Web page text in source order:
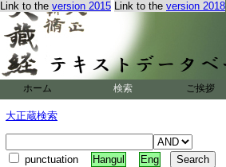
Link to the version 2015 Link to the version 2018
ホーム 検索 ご挨拶
大正蔵検索
punctuation Hangul Eng